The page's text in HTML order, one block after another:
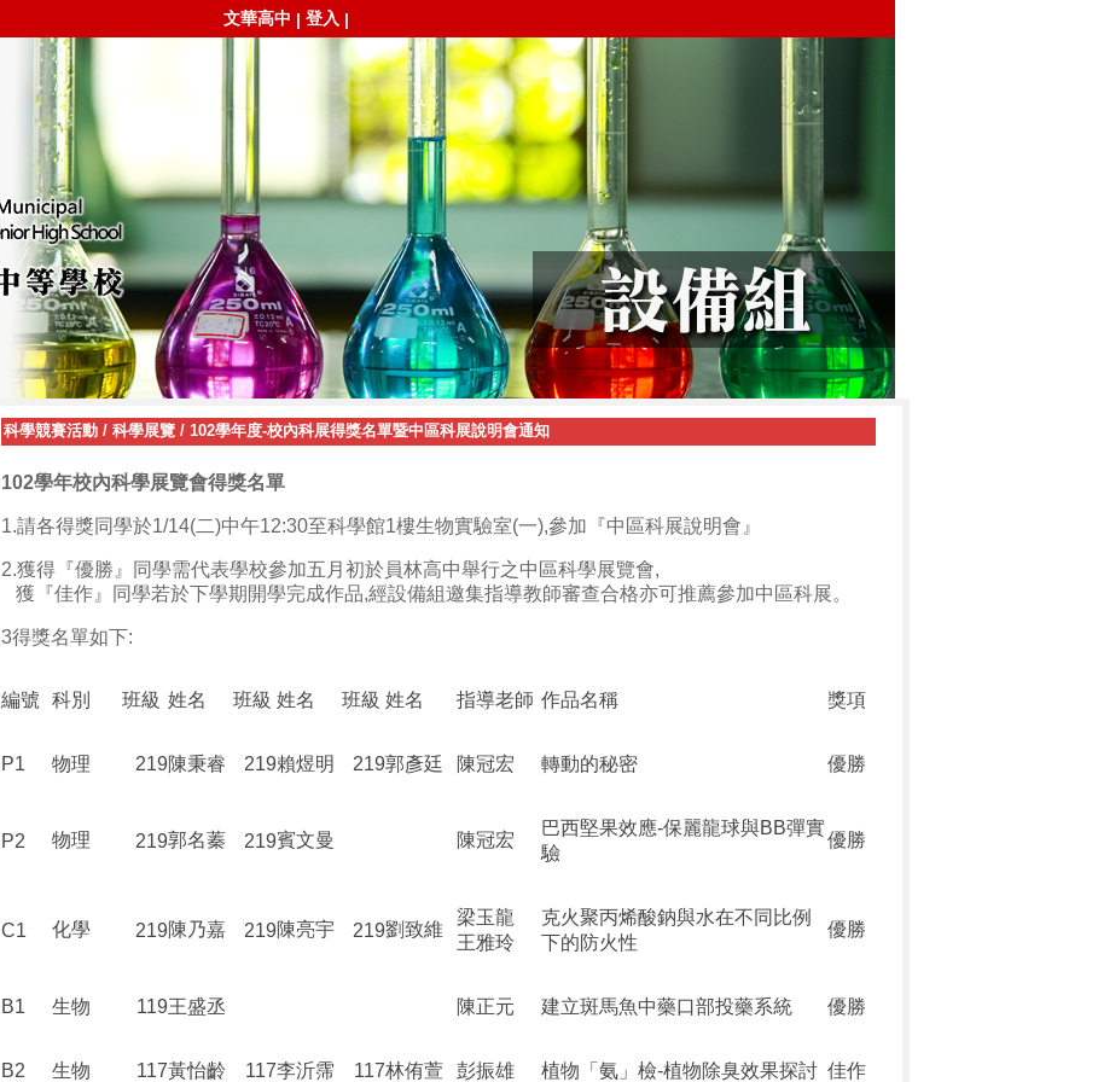
文華高中 | 登入 |
科學競賽活動/ 科學展覽/ 102學年度-校內科展得獎名單暨中區科展說明會通知
102學年校內科學展覽會得獎名單
1.請各得獎同學於1/14(二)中午12:30至科學館1樓生物實驗室(一),參加『中區科展說明會』
2.獲得『優勝』同學需代表學校參加五月初於員林高中舉行之中區科學展覽會,
獲『佳作』同學若於下學期開學完成作品,經設備組邀集指導教師審查合格亦可推薦參加中區科展。
3得獎名單如下:
編號 科別 班級 姓名 班級 姓名 班級 姓名 指導老師 作品名稱 獎項
P1 物理 219陳秉睿 219賴煜明 219郭彥廷 陳冠宏 轉動的秘密 優勝
P2 物理 219郭名蓁 219賓文曼 陳冠宏
巴西堅果效應-保麗龍球與BB彈實
驗
優勝
C1 化學 219陳乃嘉 219陳亮宇 219劉致維
梁玉龍
王雅玲
克火聚丙烯酸鈉與水在不同比例
下的防火性
優勝
B1 生物 119王盛丞 陳正元 建立斑馬魚中藥口部投藥系統 優勝
B2 生物 117黃怡齡 117李沂霈 117林侑萱 彭振雄 植物「氨」檢-植物除臭效果探討 佳作